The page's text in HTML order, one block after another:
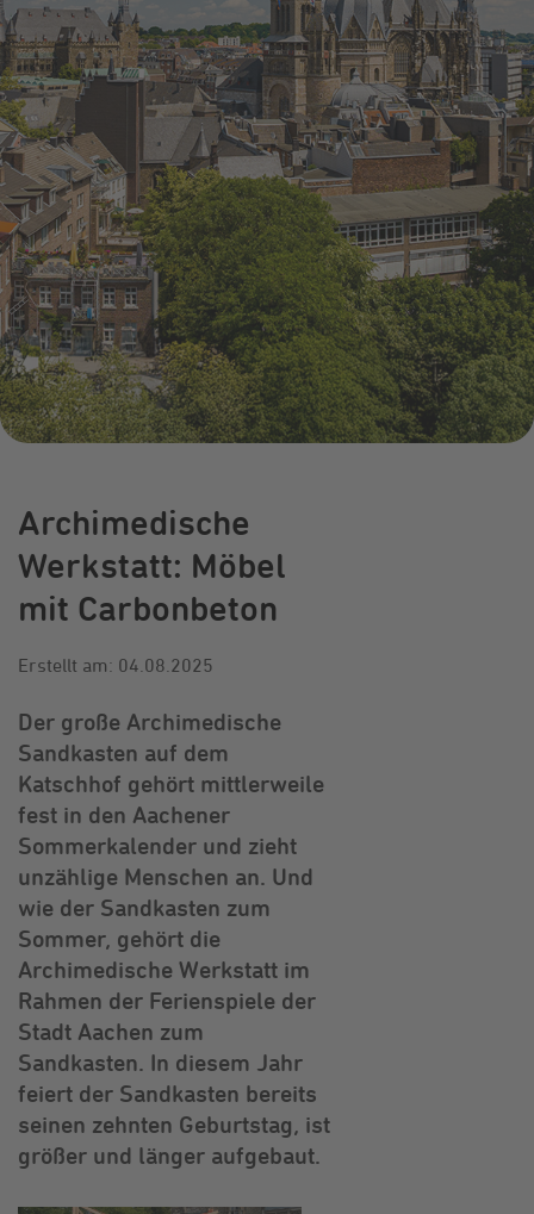
Elektromobilität
Online-
Store
Online-Service
Umzugsservice
Energieberatung
Energiefragen
Kündigung
Wärmestrom
Treue-Bonus
Vorteile
Archimedische
Werkstatt: Möbel
mit Carbonbeton
Erstellt am: 04.08.2025
Der große Archimedische
Sandkasten auf dem
Katschhof gehört mittlerweile
fest in den Aachener
Sommerkalender und zieht
unzählige Menschen an. Und
wie der Sandkasten zum
Sommer, gehört die
Archimedische Werkstatt im
Rahmen der Ferienspiele der
Stadt Aachen zum
Sandkasten. In diesem Jahr
feiert der Sandkasten bereits
seinen zehnten Geburtstag, ist
größer und länger aufgebaut.